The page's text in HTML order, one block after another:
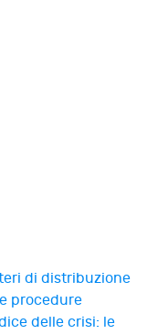
di distribuzione
procedure
delle crisi: le